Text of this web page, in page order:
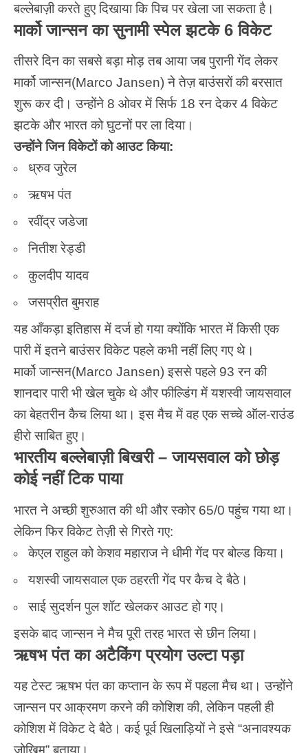
बल्लेबाज़ी करते हुए दिखाया कि पिच पर खेला जा सकता है।
मार्को जान्सन का सुनामी स्पेल झटके 6 विकेट
तीसरे दिन का सबसे बड़ा मोड़ तब आया जब पुरानी गेंद लेकर
मार्को जान्सन(Marco Jansen) ने तेज़ बाउंसरों की बरसात
शुरू कर दी। उन्होंने 8 ओवर में सिर्फ 18 रन देकर 4 विकेट
झटके और भारत को घुटनों पर ला दिया।
उन्होंने जिन विकेटों को आउट किया:
ध्रुव जुरेल
ऋषभ पंत
रवींद्र जडेजा
नितीश रेड्डी
कुलदीप यादव
जसप्रीत बुमराह
यह आँकड़ा इतिहास में दर्ज हो गया क्योंकि भारत में किसी एक
पारी में इतने बाउंसर विकेट पहले कभी नहीं लिए गए थे।
मार्को जान्सन(Marco Jansen) इससे पहले 93 रन की
शानदार पारी भी खेल चुके थे और फील्डिंग में यशस्वी जायसवाल
का बेहतरीन कैच लिया था। इस मैच में वह एक सच्चे ऑल-राउंड
हीरो साबित हुए।
भारतीय बल्लेबाज़ी बिखरी – जायसवाल को छोड़
कोई नहीं टिक पाया
भारत ने अच्छी शुरुआत की थी और स्कोर 65/0 पहुंच गया था।
लेकिन फिर विकेट तेज़ी से गिरते गए:
केएल राहुल को केशव महाराज ने धीमी गेंद पर बोल्ड किया।
यशस्वी जायसवाल एक ठहरती गेंद पर कैच दे बैठे।
साई सुदर्शन पुल शॉट खेलकर आउट हो गए।
इसके बाद जान्सन ने मैच पूरी तरह भारत से छीन लिया।
ऋषभ पंत का अटैकिंग प्रयोग उल्टा पड़ा
यह टेस्ट ऋषभ पंत का कप्तान के रूप में पहला मैच था। उन्होंने
जान्सन पर आक्रमण करने की कोशिश की, लेकिन पहली ही
कोशिश में विकेट दे बैठे। कई पूर्व खिलाड़ियों ने इसे “अनावश्यक
जोखिम” बताया।